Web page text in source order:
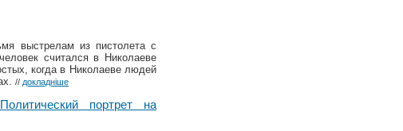
выстрелам из пистолета с
считался в Николаеве
когда в Николаеве людей
// докладніше
портрет на